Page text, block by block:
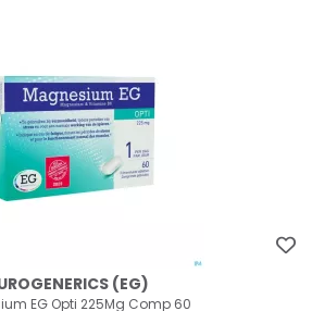
(EG)
EG Opti 225Mg Comp 60